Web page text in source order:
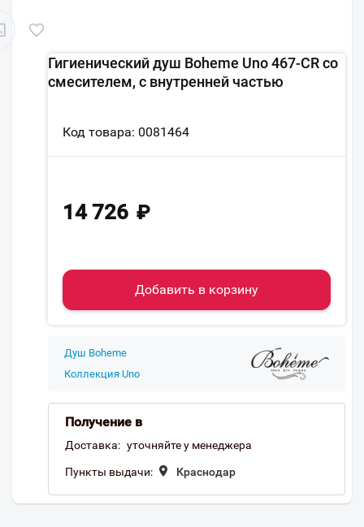
Гигиенический душ Boheme Uno 467-CR со
смесителем, с внутренней частью
Код товара: 0081464
14 726 ₽
Добавить в корзину
Душ Boheme
Коллекция Uno
Получение в
Доставка: уточняйте у менеджера
Пункты выдачи: Краснодар